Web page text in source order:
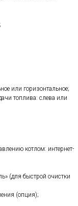
или горизонтальное;
топлива: слева или
котлом: интернет-
(для быстрой очистки
(опция);